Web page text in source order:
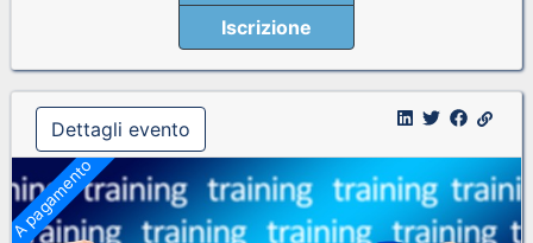
Iscrizione
Dettagli evento
A pagamento